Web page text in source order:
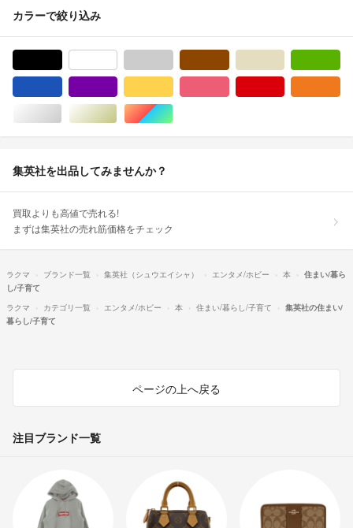
カラーで絞り込み
シルバー/銀色系ゴールド/金色系マルチカラー
集英社を出品してみませんか？
買取よりも高値で売れる!
まずは集英社の売れ筋価格をチェック
ラクマ ブランド一覧 集英社（シュウエイシャ） エンタメ/ホビー 本
住まい/暮ら
し/子育て
ラクマ
カテゴリ一覧 エンタメ/ホビー 本 住まい/暮らし/子育て
集英社の住まい/
暮らし/子育て
ページの上へ戻る
注目ブランド一覧